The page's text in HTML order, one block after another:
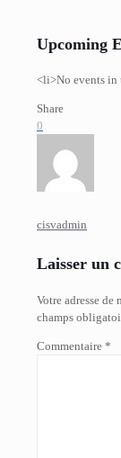
Upcoming
<li>No events
Share
0
cisvadmin
Laisser un
Votre adresse de
champs
Commentaire *